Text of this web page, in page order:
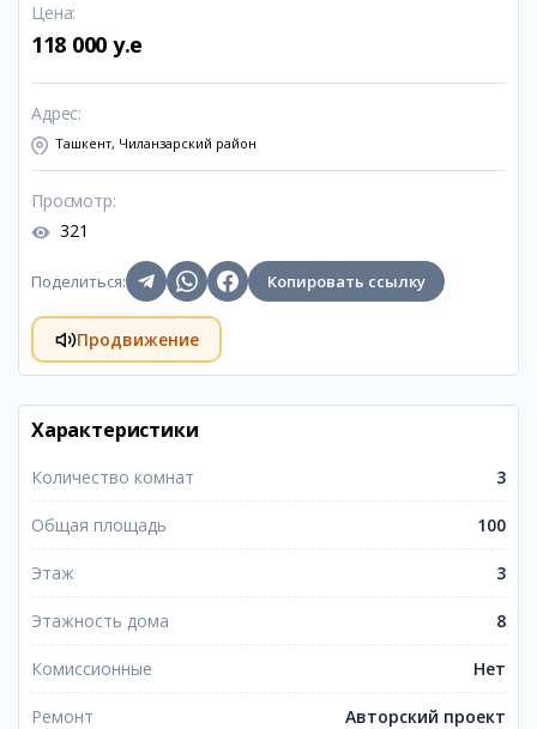
Цена:
118 000 y.e
Адрес:
Ташкент, Чиланзарский район
Просмотр:
321
Поделиться: Копировать ссылку
Продвижение
Характеристики
Количество комнат 3
Общая площадь 100
Этаж 3
Этажность дома 8
Комиссионные Нет
Ремонт Авторский проект